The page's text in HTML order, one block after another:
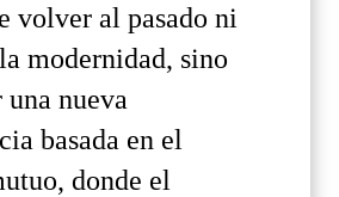
volver al pasado ni
modernidad, sino
nueva
basada en el
donde el